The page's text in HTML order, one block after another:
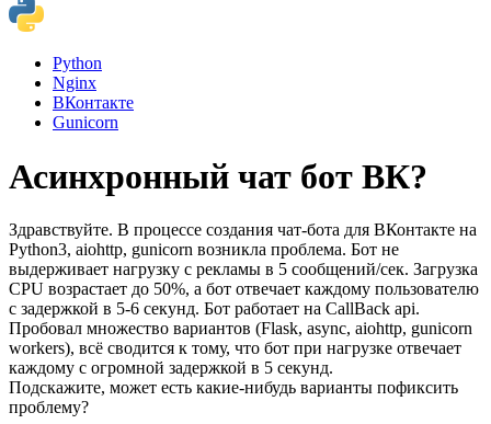
Python
Nginx
ВКонтакте
Gunicorn
Асинхронный чат бот ВК?
Здравствуйте. В процессе создания чат-бота для ВКонтакте на
Python3, aiohttp, gunicorn возникла проблема. Бот не
выдерживает нагрузку с рекламы в 5 сообщений/сек. Загрузка
CPU возрастает до 50%, а бот отвечает каждому пользователю
с задержкой в 5-6 секунд. Бот работает на CallBack api.
Пробовал множество вариантов (Flask, async, aiohttp, gunicorn
workers), всё сводится к тому, что бот при нагрузке отвечает
каждому с огромной задержкой в 5 секунд.
Подскажите, может есть какие-нибудь варианты пофиксить
проблему?